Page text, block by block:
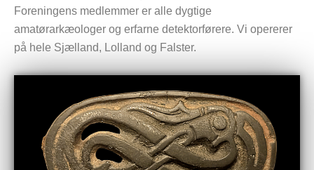
Foreningens medlemmer er alle dygtige
amatørarkæologer og erfarne detektorførere. Vi opererer
på hele Sjælland, Lolland og Falster.